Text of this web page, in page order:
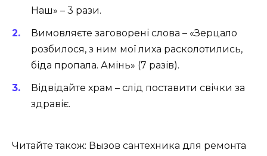
Наш» – 3 рази.
Вимовляєте заговорені слова – «Зерцало
розбилося, з ним мої лиха расколотились,
біда пропала. Амінь» (7 разів).
Відвідайте храм – слід поставити свічки за
здравіє.
Читайте також: Вызов сантехника для ремонта